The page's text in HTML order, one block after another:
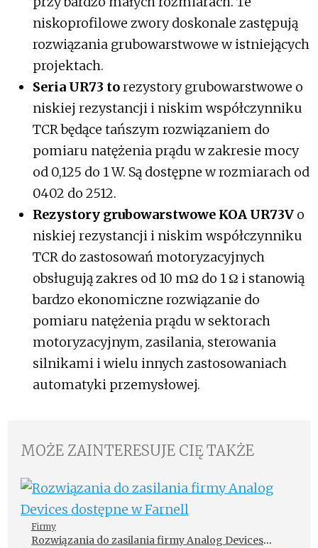
niskoprofilowe zwory doskonale zastępują
rozwiązania grubowarstwowe w istniejących
projektach.
Seria UR73 torezystory grubowarstwowe o
niskiej rezystancji i niskim współczynniku
TCR będące tańszym rozwiązaniem do
pomiaru natężenia prądu w zakresie mocy
od 0,125 do 1 W. Są dostępne w rozmiarach od
0402 do 2512.
Rezystory grubowarstwowe KOA UR73V o
niskiej rezystancji i niskim współczynniku
TCR do zastosowań motoryzacyjnych
obsługują zakres od 10 mΩ do 1 Ω i stanowią
bardzo ekonomiczne rozwiązanie do
pomiaru natężenia prądu w sektorach
motoryzacyjnym, zasilania, sterowania
silnikami i wielu innych zastosowaniach
automatyki przemysłowej.
MOŻE ZAINTERESUJE CIĘ TAKŻE
Firmy
Rozwiązania do zasilania firmy Analog Devices